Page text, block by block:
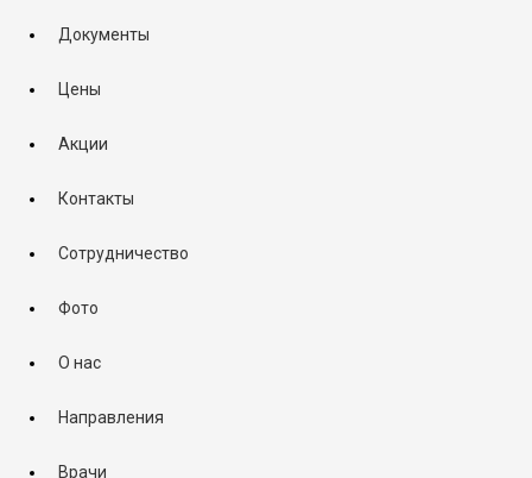
Документы
Цены
Акции
Контакты
Сотрудничество
Фото
О нас
Направления
Врачи